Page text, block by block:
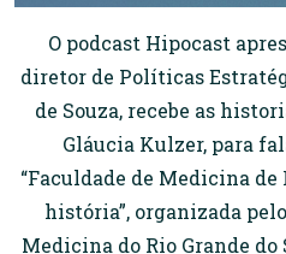
O podcast Hipocast
diretor de Políticas
de Souza, recebe as
Gláucia Kulzer, para
“Faculdade de Medicina de
história”, organizada
Medicina do Rio Grande